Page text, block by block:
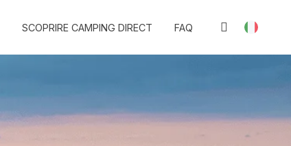
SCOPRIRE CAMPING DIRECT FAQ